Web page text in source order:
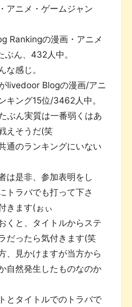
アニメ・ゲームジャン
Rankingの漫画・アニメ
ぶん、432人中。
な感じ。
livedoor Blogの漫画/アニ
キング15位/3462人中。
ぶん実質は一番弱くはあ
えそうだ(笑
通のランキングにいない
は是非、参加表明をし
トラバでも打って下さ
きます(ぉぃ
くと、タイトルからステ
だったら気付きます(笑
、見かけますが当方から
自然発生したものなのか
とタイトルでのトラバで